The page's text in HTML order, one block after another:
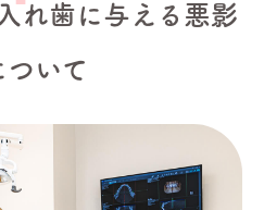
れ歯に与える悪影
ついて